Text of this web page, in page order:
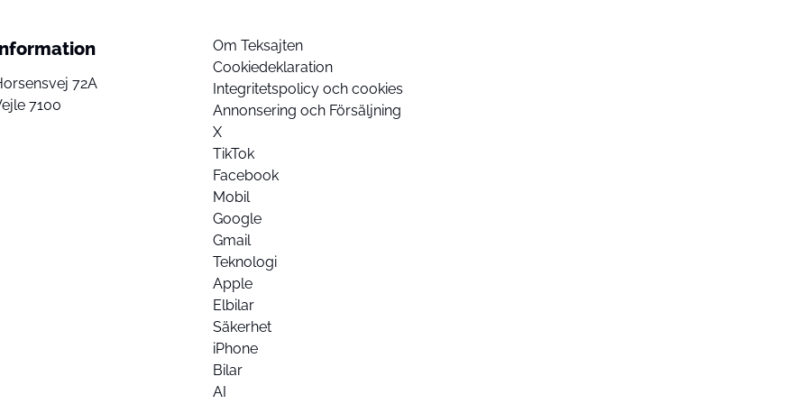
72A
7100
Om Teksajten
Cookiedeklaration
Integritetspolicy och cookies
Annonsering och Försäljning
X
TikTok
Facebook
Mobil
Google
Gmail
Teknologi
Apple
Elbilar
Säkerhet
iPhone
Bilar
AI